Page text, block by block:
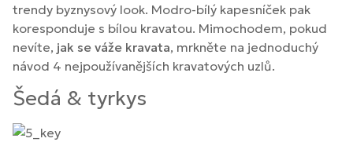
trendy byznysový look. Modro-bílý kapesníček pak
koresponduje s bílou kravatou. Mimochodem, pokud
nevíte, jak se váže kravata, mrkněte na jednoduchý
návod 4 nejpoužívanějších kravatových uzlů.
Šedá & tyrkys